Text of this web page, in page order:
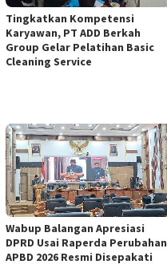
Tingkatkan Kompetensi
Karyawan, PT ADD Berkah
Group Gelar Pelatihan Basic
Cleaning Service
Wabup Balangan Apresiasi
DPRD Usai Raperda Perubahan
APBD 2026 Resmi Disepakati